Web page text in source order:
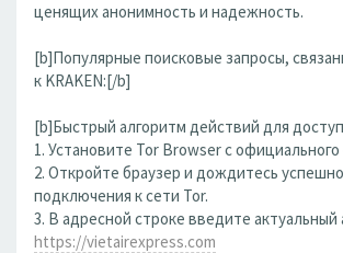
ценящих анонимность и надежность.
[b]Популярные поисковые запросы,
к KRAKEN:[/b]
[b]Быстрый алгоритм действий для
1. Установите Tor Browser с официального
2. Откройте браузер и дождитесь
подключения к сети Tor.
3. В адресной строке введите актуальный
https://vietairexpress.com